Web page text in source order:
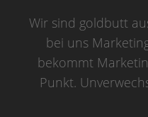
Wir sind goldbutt
bei uns
bekommt
Punkt.